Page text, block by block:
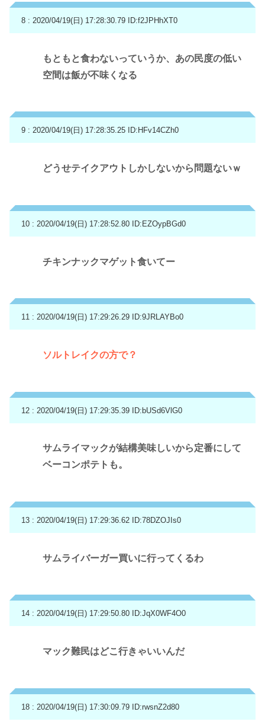
8 : 2020/04/19(日) 17:28:30.79 ID:f2JPHhXT0
もともと食わないっていうか、あの民度の低い
空間は飯が不味くなる
9 : 2020/04/19(日) 17:28:35.25 ID:HFv14CZh0
どうせテイクアウトしかしないから問題ないｗ
10 : 2020/04/19(日) 17:28:52.80 ID:EZOypBGd0
チキンナックマゲット食いてー
11 : 2020/04/19(日) 17:29:26.29 ID:9JRLAYBo0
ソルトレイクの方で？
12 : 2020/04/19(日) 17:29:35.39 ID:bUSd6VlG0
サムライマックが結構美味しいから定番にして
ベーコンポテトも。
13 : 2020/04/19(日) 17:29:36.62 ID:78DZOJIs0
サムライバーガー買いに行ってくるわ
14 : 2020/04/19(日) 17:29:50.80 ID:JqX0WF4O0
マック難民はどこ行きゃいいんだ
18 : 2020/04/19(日) 17:30:09.79 ID:rwsnZ2d80